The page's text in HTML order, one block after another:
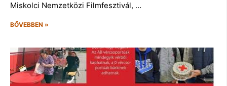
Miskolci Nemzetközi Filmfesztivál, …
BŐVEBBEN »